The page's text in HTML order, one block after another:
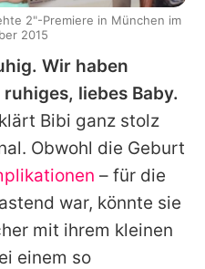
Wir haben
liebes Baby.
Bibi ganz stolz
Obwohl die Geburt
– für die
war, könnte sie
mit ihrem kleinen
einem so
2"-Premiere in München im
2015